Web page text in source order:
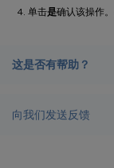
单击是确认该操作
这是否有帮助？
向我们发送反馈